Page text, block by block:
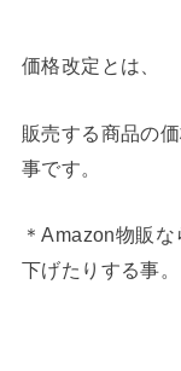
価格改定とは、
販売する商品の
事です。
＊Amazon物販
下げたりする事。